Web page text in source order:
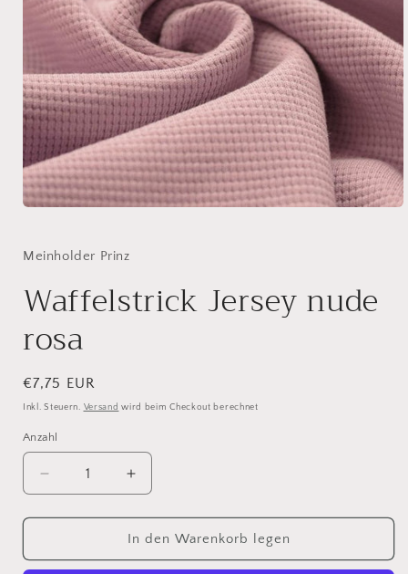
Modal
Meinholder Prinz
Waffelstrick Jersey nude
rosa
Normaler
Preis
€7,75 EUR
Inkl. Steuern. Versand wird beim Checkout berechnet
Anzahl
Verringere
die
Menge
Waffelstrick
Erhöhe
die
Menge
für
Waffelstrick
In den Warenkorb legen